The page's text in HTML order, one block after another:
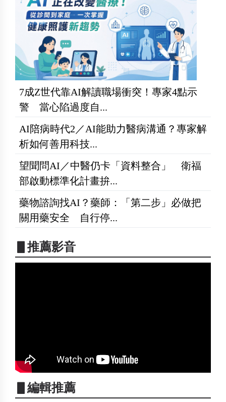
7成Z世代靠AI解讀職場衝突！專家4點示
警 當心陷過度自...
AI陪病時代2／AI能助力醫病溝通？專家解
析如何善用科技...
望聞問AI／中醫仍卡「資料整合」 衛福
部啟動標準化計畫拚...
藥物諮詢找AI？藥師：「第二步」必做把
關用藥安全 自行停...
▋推薦影音
▋編輯推薦